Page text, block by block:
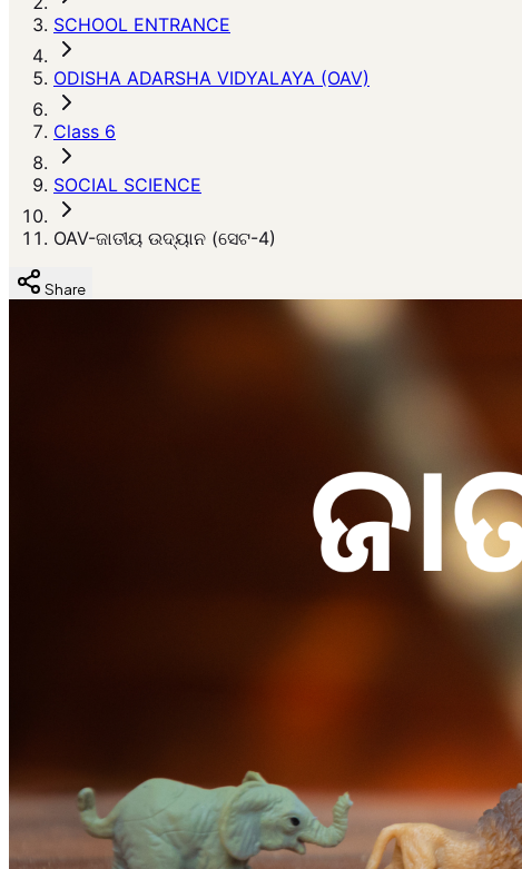
SCHOOL ENTRANCE
ODISHA ADARSHA VIDYALAYA (OAV)
Class 6
SOCIAL SCIENCE
OAV-ଜାତୀୟ ଉଦ୍ୟାନ (ସେଟ-4)
Share